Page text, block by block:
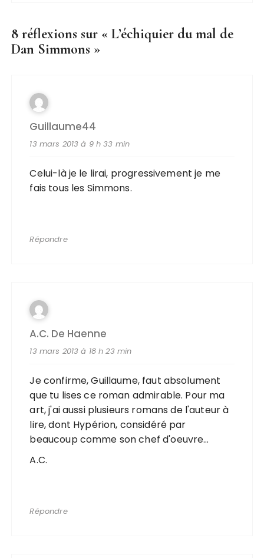
8 réflexions sur «L’échiquier du mal de
Dan Simmons »
Guillaume44
13 mars 2013 à 9 h 33 min
Celui-là je le lirai, progressivement je me
fais tous les Simmons.
Répondre
A.C. De Haenne
13 mars 2013 à 18 h 23 min
Je confirme, Guillaume, faut absolument
que tu lises ce roman admirable. Pour ma
art, j'ai aussi plusieurs romans de l'auteur à
lire, dont Hypérion, considéré par
beaucoup comme son chef d'oeuvre…
A.C.
Répondre